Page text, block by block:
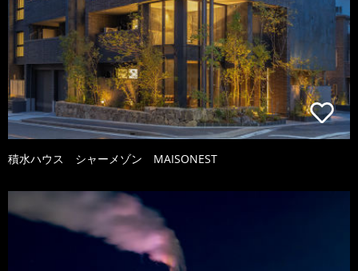
積水ハウス シャーメゾン MAISONEST